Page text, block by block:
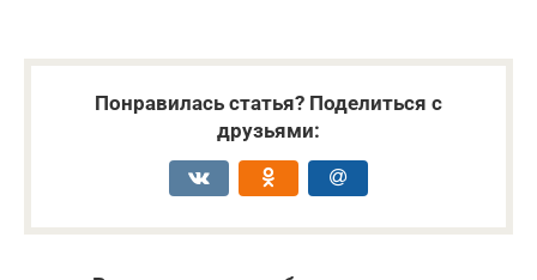
Понравилась статья? Поделиться с
друзьями: